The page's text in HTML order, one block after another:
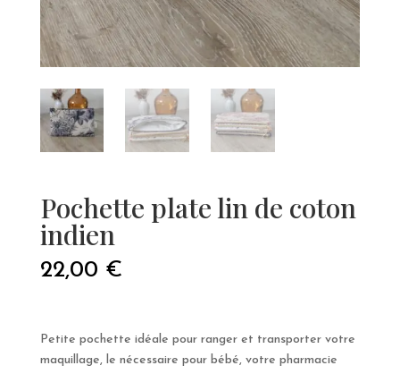
Pochette plate lin de coton
indien
22,00 €
Petite pochette idéale pour ranger et transporter votre
maquillage, le nécessaire pour bébé, votre pharmacie